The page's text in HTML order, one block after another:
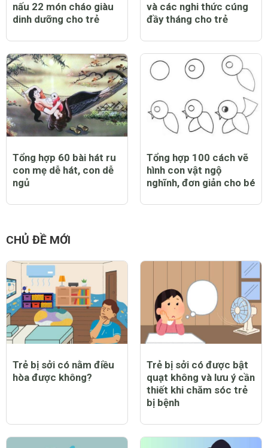
nấu 22 món cháo giàu
dinh dưỡng cho trẻ
và các nghi thức cúng
đầy tháng cho trẻ
Tổng hợp 60 bài hát ru
con mẹ dễ hát, con dễ
ngủ
Tổng hợp 100 cách vẽ
hình con vật ngộ
nghĩnh, đơn giản cho bé
CHỦ ĐỀ MỚI
Trẻ bị sởi có nằm điều
hòa được không?
Trẻ bị sởi có được bật
quạt không và lưu ý cần
thiết khi chăm sóc trẻ
bị bệnh